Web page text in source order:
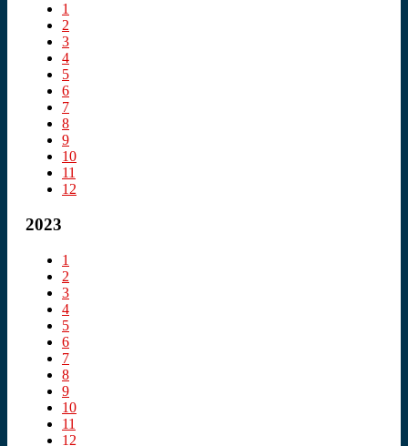
1
2
3
4
5
6
7
8
9
10
11
12
2023
1
2
3
4
5
6
7
8
9
10
11
12